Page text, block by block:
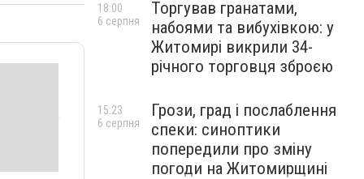
Торгував гранатами,
набоями та вибухівкою: у
Житомирі викрили 34-
річного торговця зброєю
18:00
6 серпня
Грози, град і послаблення
спеки: синоптики
попередили про зміну
погоди на Житомирщині
15:23
6 серпня